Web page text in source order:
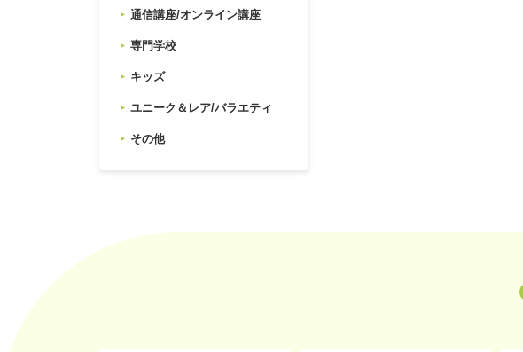
通信講座/オンライン講座
専門学校
キッズ
ユニーク＆レア/バラエティ
その他